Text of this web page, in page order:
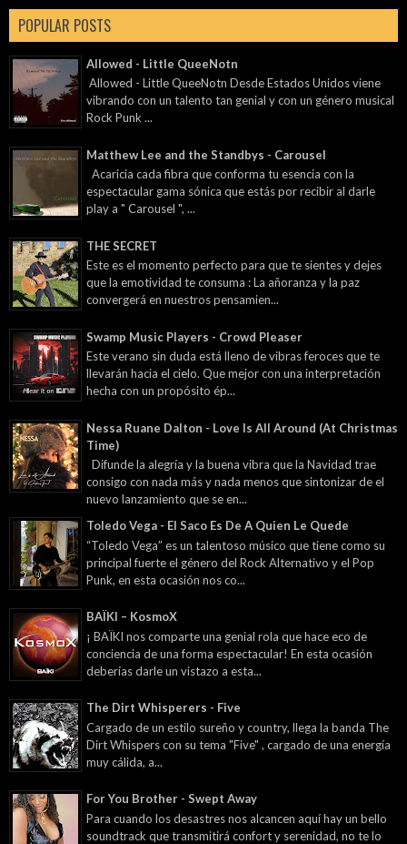
POPULAR POSTS
Allowed - Little QueeNotn
Allowed - Little QueeNotn Desde Estados Unidos viene
vibrando con un talento tan genial y con un género musical
Rock Punk ...
Matthew Lee and the Standbys - Carousel
Acaricia cada fibra que conforma tu esencia con la
espectacular gama sónica que estás por recibir al darle
play a " Carousel ", ...
THE SECRET
Este es el momento perfecto para que te sientes y dejes
que la emotividad te consuma : La añoranza y la paz
convergerá en nuestros pensamien...
Swamp Music Players - Crowd Pleaser
Este verano sin duda está lleno de vibras feroces que te
llevarán hacia el cielo. Que mejor con una interpretación
hecha con un propósito ép...
Nessa Ruane Dalton - Love Is All Around (At Christmas
Time)
Difunde la alegría y la buena vibra que la Navidad trae
consigo con nada más y nada menos que sintonizar de el
nuevo lanzamiento que se en...
Toledo Vega - El Saco Es De A Quien Le Quede
“Toledo Vega” es un talentoso músico que tiene como su
principal fuerte el género del Rock Alternativo y el Pop
Punk, en esta ocasión nos co...
BAÏKI – KosmoX
¡ BAÏKI nos comparte una genial rola que hace eco de
conciencia de una forma espectacular! En esta ocasión
deberías darle un vistazo a esta...
The Dirt Whisperers - Five
Cargado de un estilo sureño y country, llega la banda The
Dirt Whispers con su tema "Five" , cargado de una energía
muy cálida, a...
For You Brother - Swept Away
Para cuando los desastres nos alcancen aquí hay un bello
soundtrack que transmitirá confort y serenidad, no te lo